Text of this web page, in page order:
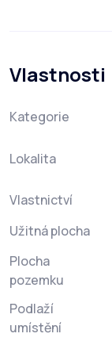
Vlastnosti
Kategorie
Lokalita
Vlastnictví
Užitná plocha
Plocha
pozemku
Podlaží
umístění